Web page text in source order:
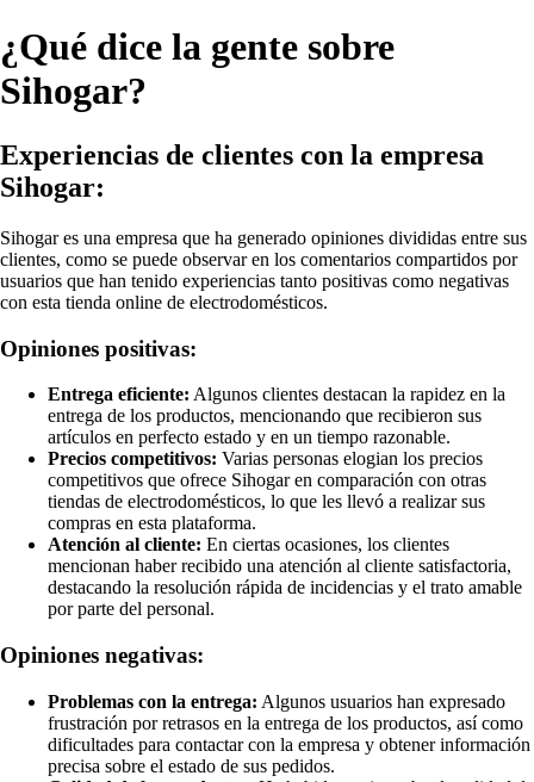
¿Qué dice la gente sobre
Sihogar?
Experiencias de clientes con la empresa
Sihogar:
Sihogar es una empresa que ha generado opiniones divididas entre sus
clientes, como se puede observar en los comentarios compartidos por
usuarios que han tenido experiencias tanto positivas como negativas
con esta tienda online de electrodomésticos.
Opiniones positivas:
Entrega eficiente: Algunos clientes destacan la rapidez en la
entrega de los productos, mencionando que recibieron sus
artículos en perfecto estado y en un tiempo razonable.
Precios competitivos: Varias personas elogian los precios
competitivos que ofrece Sihogar en comparación con otras
tiendas de electrodomésticos, lo que les llevó a realizar sus
compras en esta plataforma.
Atención al cliente: En ciertas ocasiones, los clientes
mencionan haber recibido una atención al cliente satisfactoria,
destacando la resolución rápida de incidencias y el trato amable
por parte del personal.
Opiniones negativas:
Problemas con la entrega: Algunos usuarios han expresado
frustración por retrasos en la entrega de los productos, así como
dificultades para contactar con la empresa y obtener información
precisa sobre el estado de sus pedidos.